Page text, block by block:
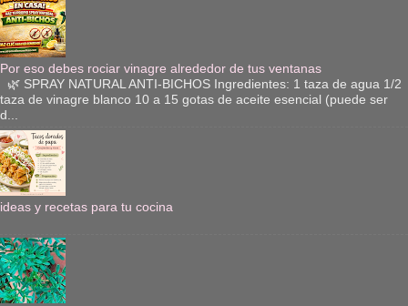
Por eso debes rociar vinagre alrededor de tus ventanas
🌿 SPRAY NATURAL ANTI-BICHOS Ingredientes: 1 taza de agua 1/2
taza de vinagre blanco 10 a 15 gotas de aceite esencial (puede ser
d...
ideas y recetas para tu cocina